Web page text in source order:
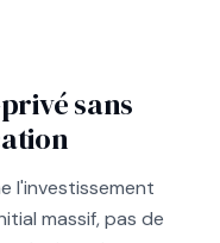
sans
l'investissement
massif, pas de